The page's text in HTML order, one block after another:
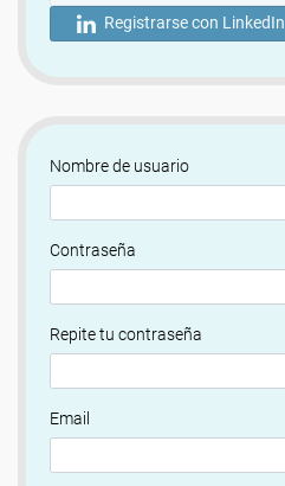
Registrarse con LinkedIn
Nombre de usuario
Contraseña
Repite tu contraseña
Email